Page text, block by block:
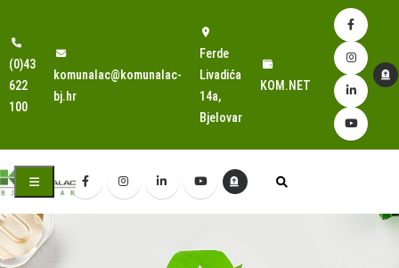
(0)43
622
100
komunalac@komunalac-
bj.hr
Ferde
Livadića
14a,
Bjelovar
KOM.NET